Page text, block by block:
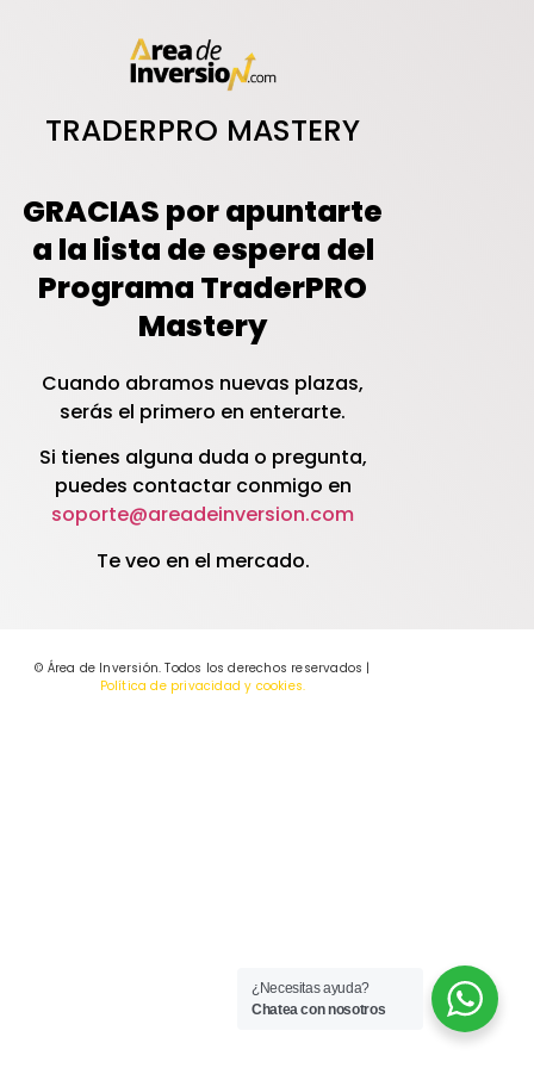
TRADERPRO MASTERY
GRACIAS por apuntarte
a la lista de espera del
Programa TraderPRO
Mastery
Cuando abramos nuevas plazas,
serás el primero en enterarte.
Si tienes alguna duda o pregunta,
puedes contactar conmigo en
soporte@areadeinversion.com
Te veo en el mercado.
© Área de Inversión. Todos los derechos reservados |
Política de privacidad y cookies.
¿Necesitas ayuda?
Chatea con nosotros